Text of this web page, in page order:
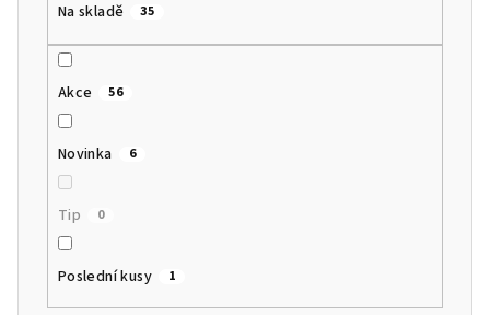
Na skladě 35
Akce 56
Novinka 6
Tip 0
Poslední kusy 1